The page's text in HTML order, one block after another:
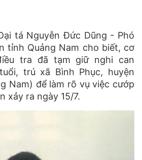
tá Nguyễn Đức Dũng - Phó
tỉnh Quảng Nam cho biết, cơ
tra đã tạm giữ nghi can
trú xã Bình Phục, huyện
Nam) để làm rõ vụ việc cướp
xảy ra ngày 15/7.